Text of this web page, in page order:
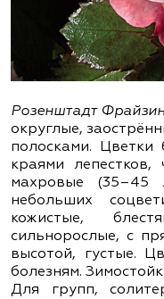
Розенштадт
округлые,
полосками.
краями
махровые (35–45
небольших
кожистые,
сильнорослые, с
высотой, густые.
болезням.
Для групп,